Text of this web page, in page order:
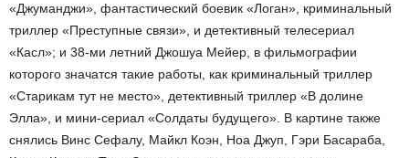
«Джуманджи», фантастический боевик «Логан», криминальный
триллер «Преступные связи», и детективный телесериал
«Касл»; и 38-ми летний Джошуа Мейер, в фильмографии
которого значатся такие работы, как криминальный триллер
«Старикам тут не место», детективный триллер «В долине
Элла», и мини-сериал «Солдаты будущего». В картине также
снялись Винс Сефалу, Майкл Коэн, Ноа Джуп, Гэри Басараба,